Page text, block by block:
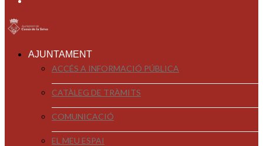
AJUNTAMENT
ACCÉS A INFORMACIÓ PÚBLICA
CATÀLEG DE TRÀMITS
COMUNICACIÓ
EL MEU ESPAI